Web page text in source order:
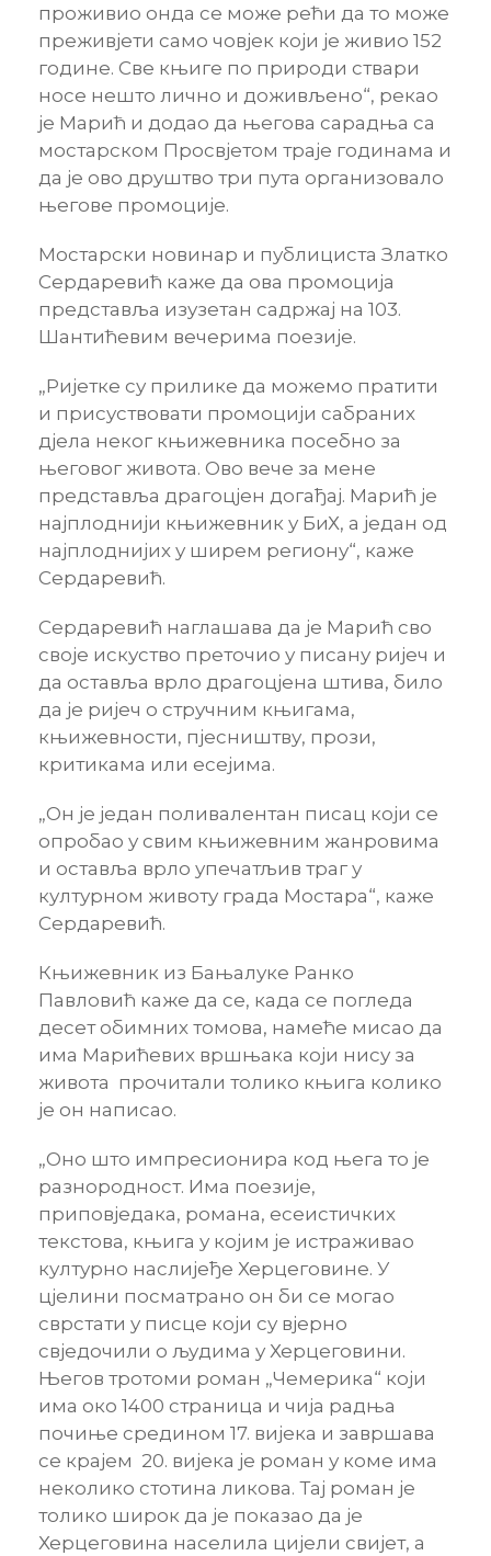
проживио онда се може рећи да то може
преживјети само човјек који је живио 152
године. Све књиге по природи ствари
носе нешто лично и доживљено“, рекао
је Марић и додао да његова сарадња са
мостарском Просвјетом траје годинама и
да је ово друштво три пута организовало
његове промоције.
Мостарски новинар и публициста Златко
Сердаревић каже да ова промоција
представља изузетан садржај на 103.
Шантићевим вечерима поезије.
„Ријетке су прилике да можемо пратити
и присуствовати промоцији сабраних
дјела неког књижевника посебно за
његовог живота. Ово вече за мене
представља драгоцјен догађај. Марић је
најплоднији књижевник у БиХ, а један од
најплоднијих у ширем региону“, каже
Сердаревић.
Сердаревић наглашава да је Марић сво
своје искуство преточио у писану ријеч и
да оставља врло драгоцјена штива, било
да је ријеч о стручним књигама,
књижевности, пјесништву, прози,
критикама или есејима.
„Он је један поливалентан писац који се
опробао у свим књижевним жанровима
и оставља врло упечатљив траг у
културном животу града Мостара“, каже
Сердаревић.
Књижевник из Бањалуке Ранко
Павловић каже да се, када се погледа
десет обимних томова, намеће мисао да
има Марићевих вршњака који нису за
живота прочитали толико књига колико
је он написао.
„Оно што импресионира код њега то је
разнородност. Има поезије,
приповједака, романа, есеистичких
текстова, књига у којим је истраживао
културно наслијеђе Херцеговине. У
цјелини посматрано он би се могао
сврстати у писце који су вјерно
свједочили о људима у Херцеговини.
Његов тротоми роман „Чемерика“ који
има око 1400 страница и чија радња
почиње средином 17. вијека и завршава
се крајем 20. вијека је роман у коме има
неколико стотина ликова. Тај роман је
толико широк да је показао да је
Херцеговина населила цијели свијет, а